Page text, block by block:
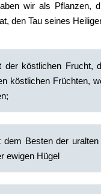
wir als Pflanzen,
den Tau seines
der köstlichen Frucht,
köstlichen Früchten,
dem Besten der
ewigen Hügel